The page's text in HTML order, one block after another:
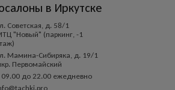
в Иркутске
Советская, д. 58/1
"Новый" (паркинг, -1
Мамина-Сибиряка, д. 19/1
Первомайский
09.00 до 22.00 ежедневно